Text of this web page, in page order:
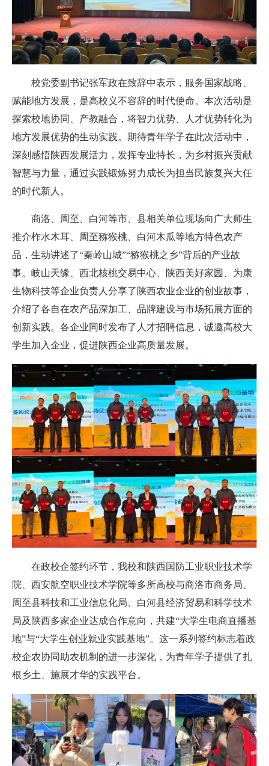
校党委副书记张军政在致辞中表示 ，服务国家战略、
赋能地方发展，是高校义不容辞的时代使命。本次活动是
探索校地协同、产教融合，将智力优势、人才优势转化为
地方发展优势的生动实践。期待青年学子在此次活动中，
深刻感悟陕西发展活力，发挥专业特长，为乡村振兴贡献
智慧与力量，通过实践锻炼努力成长为担当民族复兴大任
的时代新人。
商洛、周至、白河等市、县相关单位现场向广大师生
推介柞水木耳、周至猕猴桃、白河木瓜等地方特色农产
品，生动讲述了“秦岭山城”“猕猴桃之乡”背后的产业故
事。岐山天缘、西北核桃交易中心、陕西美好家园、为康
生物科技等企业负责人分享了陕西农业企业的创业故事，
介绍了各自在农产品深加工、品牌建设与市场拓展方面的
创新实践。各企业同时发布了人才招聘信息，诚邀高校大
学生加入企业，促进陕西企业高质量发展。
在政校企签约环节， 我校和陕西国防工业职业技术学
院、西安航空职业技术学院等多所高校与商洛市商务局、
周至县科技和工业信息化局、白河县经济贸易和科学技术
局及陕西多家企业达成合作意向，共建“大学生电商直播基
地”与“大学生创业就业实践基地”。这一系列签约标志着政
校企农协同助农机制的进一步深化，为青年学子提供了扎
根乡土、施展才华的实践平台。